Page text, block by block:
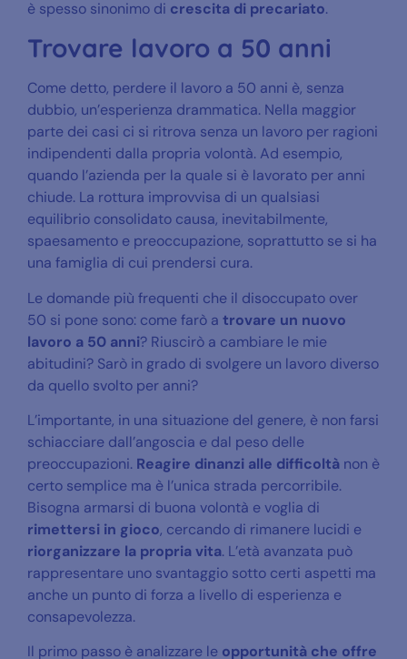
è spesso sinonimo di crescita di precariato.
Trovare lavoro a 50 anni
Come detto, perdere il lavoro a 50 anni è, senza
dubbio, un’esperienza drammatica. Nella maggior
parte dei casi ci si ritrova senza un lavoro per ragioni
indipendenti dalla propria volontà. Ad esempio,
quando l’azienda per la quale si è lavorato per anni
chiude. La rottura improvvisa di un qualsiasi
equilibrio consolidato causa, inevitabilmente,
spaesamento e preoccupazione, soprattutto se si ha
una famiglia di cui prendersi cura.
Le domande più frequenti che il disoccupato over
50 si pone sono: come farò a trovare un nuovo
lavoro a 50 anni? Riuscirò a cambiare le mie
abitudini? Sarò in grado di svolgere un lavoro diverso
da quello svolto per anni?
L’importante, in una situazione del genere, è non farsi
schiacciare dall’angoscia e dal peso delle
preoccupazioni. Reagire dinanzi alle difficoltà non è
certo semplice ma è l’unica strada percorribile.
Bisogna armarsi di buona volontà e voglia di
rimettersi in gioco, cercando di rimanere lucidi e
riorganizzare la propria vita. L’età avanzata può
rappresentare uno svantaggio sotto certi aspetti ma
anche un punto di forza a livello di esperienza e
consapevolezza.
Il primo passo è analizzare le opportunità che offre